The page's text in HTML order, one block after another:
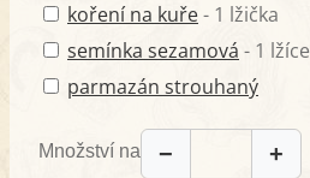
koření na kuře- 1 lžička
semínka sezamová - 1 lžíce
parmazán strouhaný
Množství na − +